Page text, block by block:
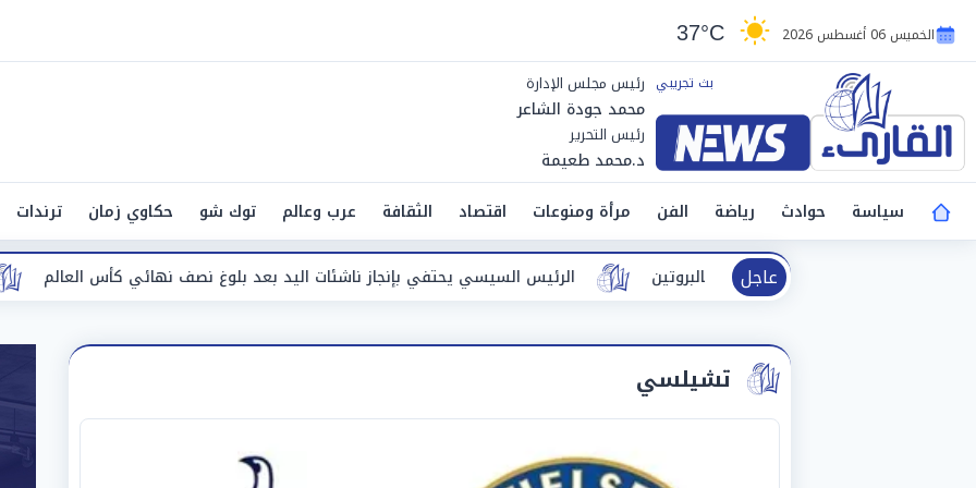
الخميس 06 أغسطس 2026 37°C
رئيس مجلس الإدارة
محمد جودة الشاعر
رئيس التحرير
د.محمد طعيمة
سياسة
حوادث رياضة الفن مرأة ومنوعات اقتصاد الثقافة عرب وعالم توك شو حكاوي زمان ترندات
عاجل
وزيرة التضامن الرئيس السيسي يحتفي بإنجاز ناشئات اليد بعد بلوغ نصف نهائي كأس العالم
تشيلسي